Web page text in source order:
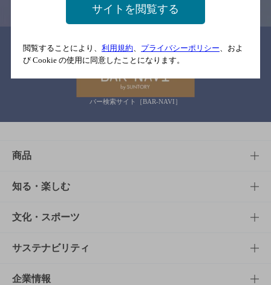
関連リンク
バー検索サイト［BAR-NAVI］
商品
商品TOP
商品一覧
商品発売情報
栄養成分一覧
知る・楽しむ
知る・楽しむTOP
キャンペーン
工場見学
文化・スポーツ
文化・スポーツTOP
サントリーホール
サステナビリティ
サステナビリティTOP
企業情報
サイトを閲覧する
閲覧することにより、 利用規約、 プライバシーポリシー、およ
び Cookie の使用に同意したことになります。